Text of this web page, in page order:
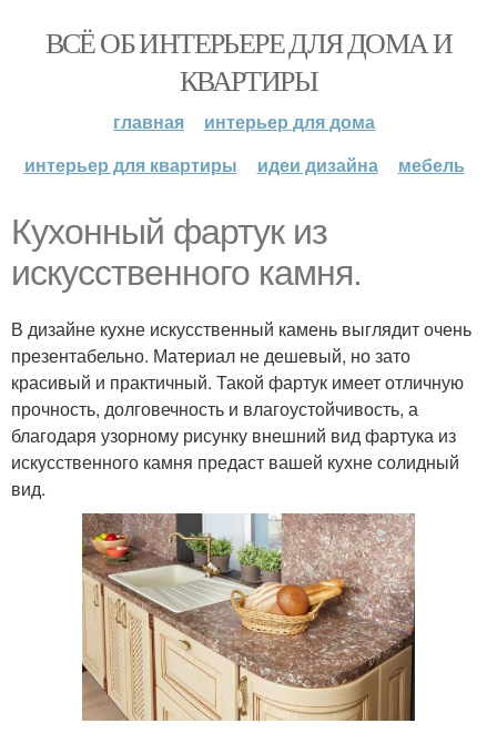
ВСЁ ОБ ИНТЕРЬЕРЕ ДЛЯ ДОМА И
КВАРТИРЫ
главная
интерьер для дома
интерьер для квартиры
идеи дизайна мебель
Кухонный фартук из
искусственного камня.
В дизайне кухне искусственный камень выглядит очень
презентабельно. Материал не дешевый, но зато
красивый и практичный. Такой фартук имеет отличную
прочность, долговечность и влагоустойчивость, а
благодаря узорному рисунку внешний вид фартука из
искусственного камня предаст вашей кухне солидный
вид.